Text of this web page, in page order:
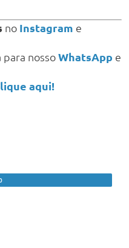
no Instagram e
para nossoWhatsApp e
aqui!